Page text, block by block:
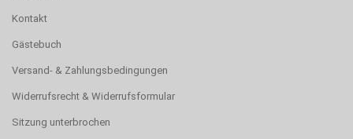
Kontakt
Gästebuch
Versand- & Zahlungsbedingungen
Widerrufsrecht & Widerrufsformular
Sitzung unterbrochen